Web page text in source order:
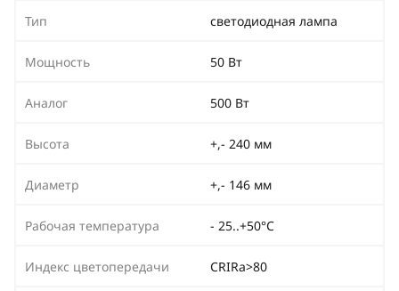
Тип светодиодная лампа
Мощность 50 Вт
Аналог 500 Вт
Высота +,- 240 мм
Диаметр +,- 146 мм
Рабочая температура - 25..+50°C
Индекс цветопередачи CRIRa>80